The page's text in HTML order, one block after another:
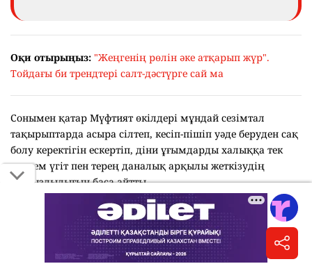
Оқи отырыңыз: "Жеңгенің рөлін әке атқарып жүр".
Тойдағы би трендтері салт-дәстүрге сай ма
Сонымен қатар Мүфтият өкілдері мұндай сезімтал
тақырыптарда асыра сілтеп, кесіп-пішіп уәде беруден сақ
болу керектігін ескертіп, діни ұғымдарды халыққа тек
көркем үгіт пен терең даналық арқылы жеткізудің
маңыздылығын баса айтты.
"Діни құндылықтарды насихаттау барысында
шариғат әдебі мен діни ұғымдарға деген
құрмет сақталуы керек. Жәннат секілді